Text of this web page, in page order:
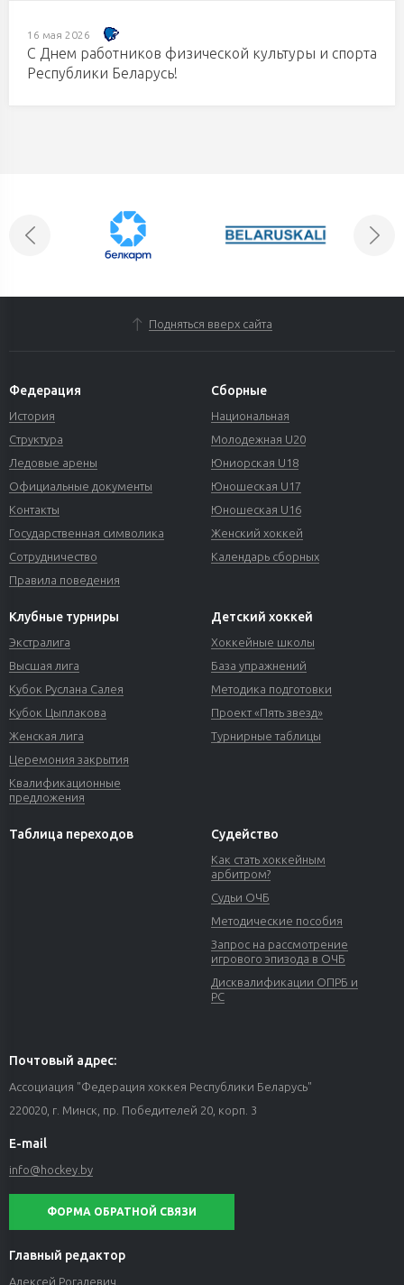
16 мая 2026
С Днем работников физической культуры и спорта
Республики Беларусь!
Подняться вверх сайта
Федерация
История
Структура
Ледовые арены
Официальные документы
Контакты
Государственная символика
Сотрудничество
Правила поведения
Сборные
Национальная
Молодежная U20
Юниорская U18
Юношеская U17
Юношеская U16
Женский хоккей
Календарь сборных
Клубные турниры
Экстралига
Высшая лига
Кубок Руслана Салея
Кубок Цыплакова
Женская лига
Церемония закрытия
Квалификационные
предложения
Детский хоккей
Хоккейные школы
База упражнений
Методика подготовки
Проект «Пять звезд»
Турнирные таблицы
Таблица переходов Судейство
Как стать хоккейным
арбитром?
Судьи ОЧБ
Методические пособия
Запрос на рассмотрение
игрового эпизода в ОЧБ
Дисквалификации ОПРБ и
РС
Почтовый адрес:
Ассоциация "Федерация хоккея Республики Беларусь"
220020, г. Минск, пр. Победителей 20, корп. 3
E-mail
info@hockey.by
ФОРМА ОБРАТНОЙ СВЯЗИ
Главный редактор
Алексей Рогалевич